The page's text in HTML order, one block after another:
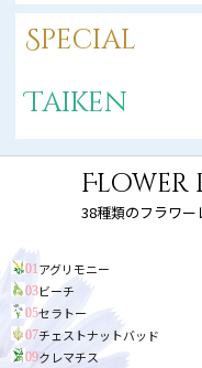
Special
Taiken
Flower
38種類のフラワー
01 アグリモニー
03ビーチ
05セラトー
07チェストナットバッド
09クレマチス